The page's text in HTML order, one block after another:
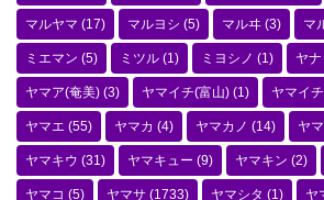
マルヤマ (17) マルヨシ (5) マルヰ (3) マ
ミエマン (5) ミツル (1) ミヨシノ (1) ヤナ
ヤマア(奄美) (3) ヤマイチ(富山) (1) ヤマイ
ヤマエ (55) ヤマカ (4) ヤマカノ (14) ヤ
ヤマキウ (31) ヤマキュー (9) ヤマキン (2)
ヤマコ (5) ヤマサ (1733) ヤマシタ (1) ヤ